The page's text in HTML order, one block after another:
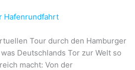
Hafenrundfahrt
Tour durch den Hamburger
Deutschlands Tor zur Welt so
macht: Von der